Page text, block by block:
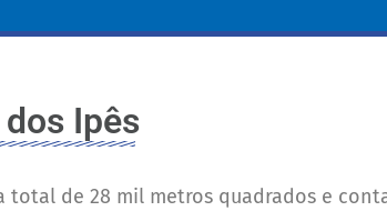
Ipês
total de 28 mil metros quadrados e